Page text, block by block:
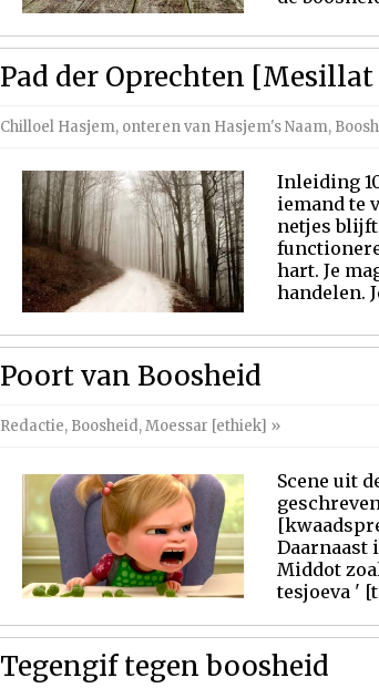
Pad der Oprechten [Mesillat
Chilloel Hasjem, onteren van Hasjem's Naam,
Inleiding
iemand te
netjes blijft
hart. Je
handelen.
Poort van Boosheid
Redactie, Boosheid,Moessar [ethiek] »
Scene uit
Daarnaast
Middot
tesjoeva '
Tegengif tegen boosheid